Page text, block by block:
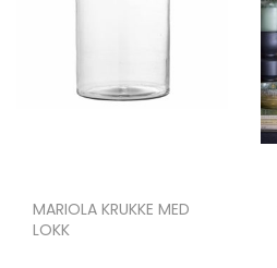
MARIOLA KRUKKE MED
LOKK